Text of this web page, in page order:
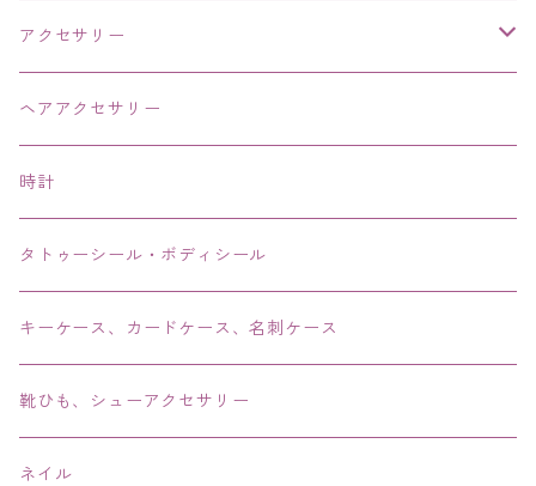
アクセサリー
ネックレス・チョーカー
ピアス・イヤリング・鼻ピアス
リング・指輪
ブレス・バングル・ブレスレット・腕輪
アンクレット
ヘアアクセサリー
時計
タトゥーシール・ボディシール
キーケース、カードケース、名刺ケース
靴ひも、シューアクセサリー
ネイル